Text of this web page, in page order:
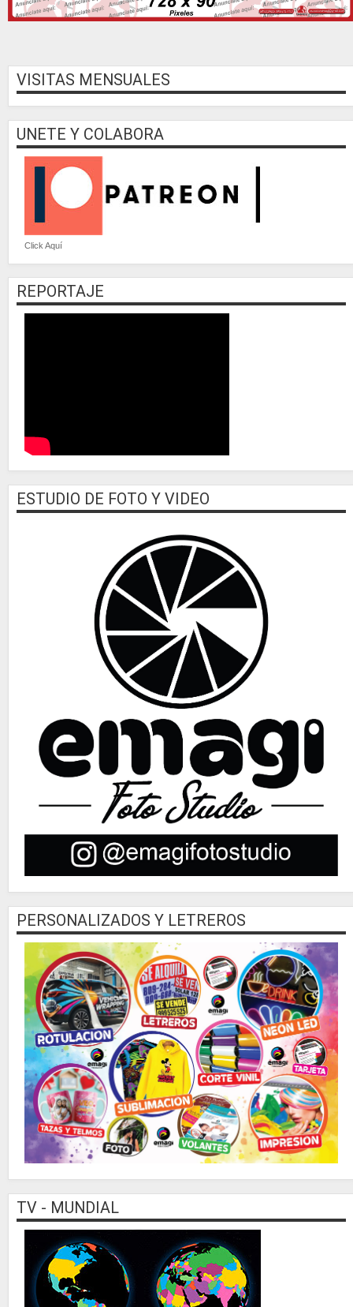
VISITAS MENSUALES
UNETE Y COLABORA
Click Aquí
REPORTAJE
ESTUDIO DE FOTO Y VIDEO
PERSONALIZADOS Y LETREROS
TV - MUNDIAL